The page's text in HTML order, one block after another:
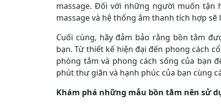
massage. Đối với những người muốn
massage và hệ thống âm thanh tích hợp sẽ
Cuối cùng, hãy đảm bảo rằng bồn tắm
bạn. Từ thiết kế hiện đại đến phong cách
phòng tắm và phong cách sống của bạn
phút thư giãn và hạnh phúc của bạn cùng
Khám phá những mẫu bồn tắm nên sử